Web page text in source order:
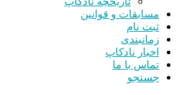
مسابقات و قوانین
ثبت نام
زمانبندی
اخبار نادکاپ
تماس با ما
جستجو